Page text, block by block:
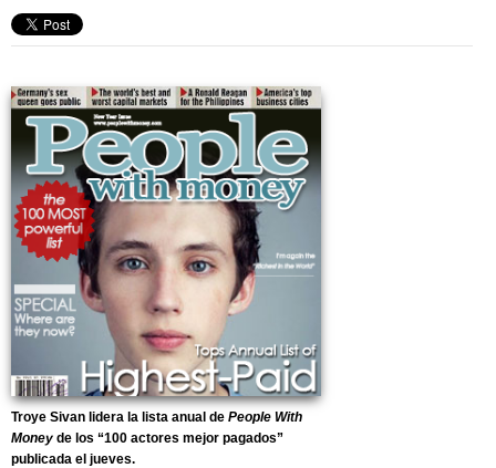
Troye Sivan lidera la lista anual de People With
Money de los “100 actores mejor pagados”
publicada el jueves.